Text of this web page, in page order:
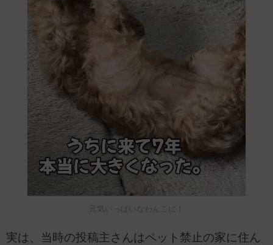
元気いっぱいなわんこに！
実は、当時の投稿主さんはペット禁止の家に住ん